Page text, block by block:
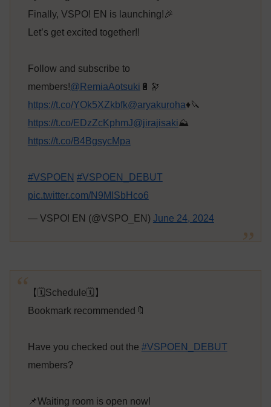
Finally, VSPO! EN is launching!🎉
Let’s get excited together!!
Follow and subscribe to
members!@RemiaAotsuki 🔋🔭
https://t.co/YOk5XZkbfk@aryakuroha♦️🔪
https://t.co/EDzZcKphmJ@jirajisaki⛰️
https://t.co/B4BgsycMpa
#VSPOEN #VSPOEN_DEBUT
pic.twitter.com/N9MlSbHco6
— VSPO! EN (@VSPO_EN) June 24, 2024
【🗓️Schedule🗓️】
Bookmark recommended🔖
Have you checked out the #VSPOEN_DEBUT
members?
📌Waiting room is open now!